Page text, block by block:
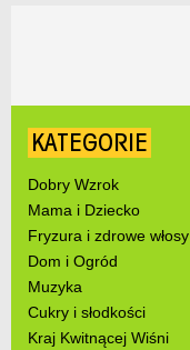
KATEGORIE
Dobry Wzrok
Mama i Dziecko
Fryzura i zdrowe włosy
Dom i Ogród
Muzyka
Cukry i słodkości
Kraj Kwitnącej Wiśni